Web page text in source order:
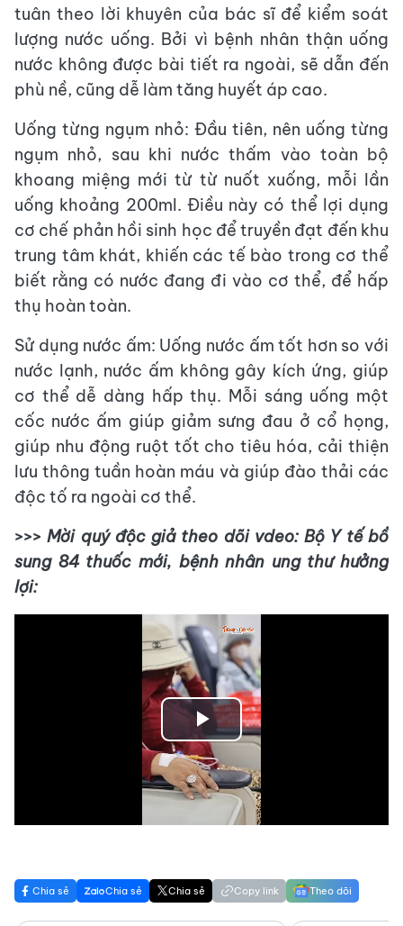
tuân theo lời khuyên của bác sĩ để kiểm soát
lượng nước uống. Bởi vì bệnh nhân thận uống
nước không được bài tiết ra ngoài, sẽ dẫn đến
phù nề, cũng dễ làm tăng huyết áp cao.
Uống từng ngụm nhỏ: Đầu tiên, nên uống từng
ngụm nhỏ, sau khi nước thấm vào toàn bộ
khoang miệng mới từ từ nuốt xuống, mỗi lần
uống khoảng 200ml. Điều này có thể lợi dụng
cơ chế phản hồi sinh học để truyền đạt đến khu
trung tâm khát, khiến các tế bào trong cơ thể
biết rằng có nước đang đi vào cơ thể, để hấp
thụ hoàn toàn.
Sử dụng nước ấm: Uống nước ấm tốt hơn so với
nước lạnh, nước ấm không gây kích ứng, giúp
cơ thể dễ dàng hấp thụ. Mỗi sáng uống một
cốc nước ấm giúp giảm sưng đau ở cổ họng,
giúp nhu động ruột tốt cho tiêu hóa, cải thiện
lưu thông tuần hoàn máu và giúp đào thải các
độc tố ra ngoài cơ thể.
>>> Mời quý độc giả theo dõi vdeo: Bộ Y tế bổ
sung 84 thuốc mới, bệnh nhân ung thư hưởng
lợi:
Play
Video
Chia sẻ Chia sẻ Chia sẻ Copy link Theo dõi